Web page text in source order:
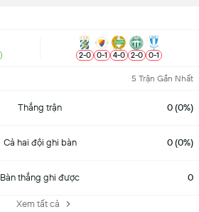
2-0 0-1 4-0 2-0 0-1
5 Trận Gần Nhất
Thắng trận 0 (0%)
Cả hai đội ghi bàn 0 (0%)
Bàn thắng ghi được 0
Xem tất cả